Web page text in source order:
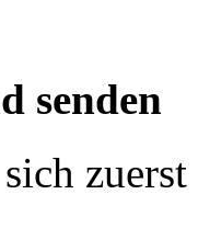
senden